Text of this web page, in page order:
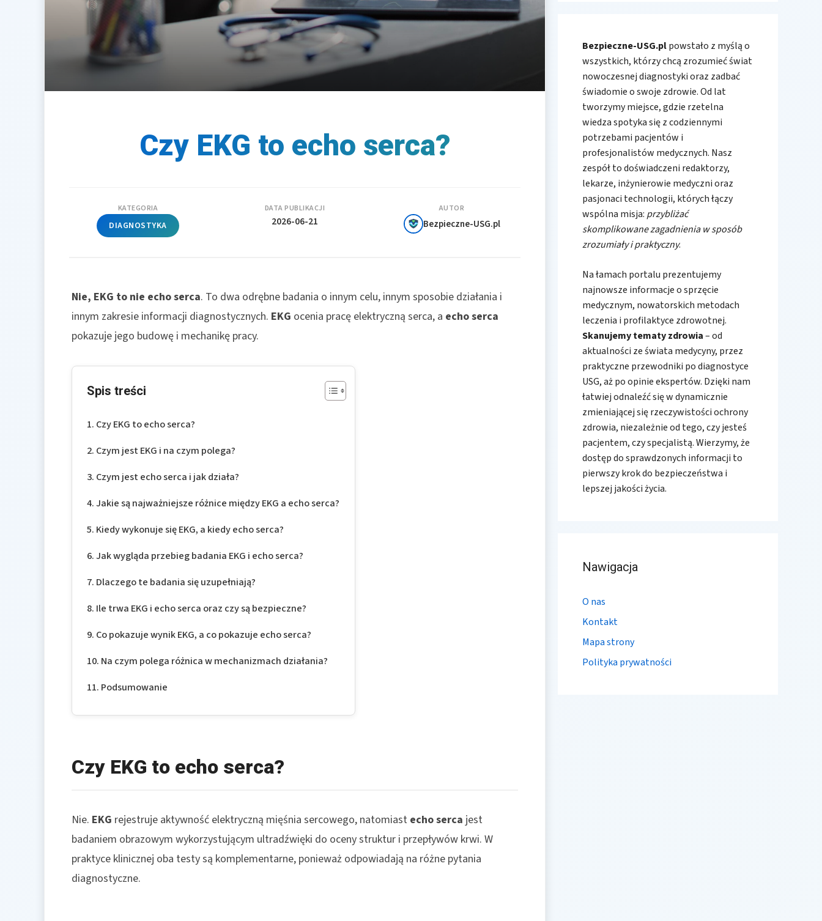
Czy EKG to echo serca?
KATEGORIA
DIAGNOSTYKA
DATA PUBLIKACJI
2026-06-21
AUTOR
Bezpieczne-USG.pl
Nie, EKG to nie echo serca. To dwa odrębne badania o innym celu, innym sposobie działania i
innym zakresie informacji diagnostycznych. EKG ocenia pracę elektryczną serca, a echo serca
pokazuje jego budowę i mechanikę pracy.
Spis treści
Czy EKG to echo serca?
Czym jest EKG i na czym polega?
Czym jest echo serca i jak działa?
Jakie są najważniejsze różnice między EKG a echo serca?
Kiedy wykonuje się EKG, a kiedy echo serca?
Jak wygląda przebieg badania EKG i echo serca?
Dlaczego te badania się uzupełniają?
Ile trwa EKG i echo serca oraz czy są bezpieczne?
Co pokazuje wynik EKG, a co pokazuje echo serca?
Na czym polega różnica w mechanizmach działania?
Podsumowanie
Czy EKG to echo serca?
Nie. EKG rejestruje aktywność elektryczną mięśnia sercowego, natomiast echo serca jest
badaniem obrazowym wykorzystującym ultradźwięki do oceny struktur i przepływów krwi. W
praktyce klinicznej oba testy są komplementarne, ponieważ odpowiadają na różne pytania
diagnostyczne.
Bezpieczne-USG.plpowstało z myślą o
wszystkich, którzy chcą zrozumieć świat
nowoczesnej diagnostyki oraz zadbać
świadomie o swoje zdrowie. Od lat
tworzymy miejsce, gdzie rzetelna
wiedza spotyka się z codziennymi
potrzebami pacjentów i
profesjonalistów medycznych. Nasz
zespół to doświadczeni redaktorzy,
lekarze, inżynierowie medyczni oraz
pasjonaci technologii, których łączy
wspólna misja: przybliżać
skomplikowane zagadnienia w sposób
zrozumiały i praktyczny.
Na łamach portalu prezentujemy
najnowsze informacje o sprzęcie
medycznym, nowatorskich metodach
leczenia i profilaktyce zdrowotnej.
Skanujemy tematy zdrowia– od
aktualności ze świata medycyny, przez
praktyczne przewodniki po diagnostyce
USG, aż po opinie ekspertów. Dzięki nam
łatwiej odnaleźć się w dynamicznie
zmieniającej się rzeczywistości ochrony
zdrowia, niezależnie od tego, czy jesteś
pacjentem, czy specjalistą. Wierzymy, że
dostęp do sprawdzonych informacji to
pierwszy krok do bezpieczeństwa i
lepszej jakości życia.
Nawigacja
O nas
Kontakt
Mapa strony
Polityka prywatności